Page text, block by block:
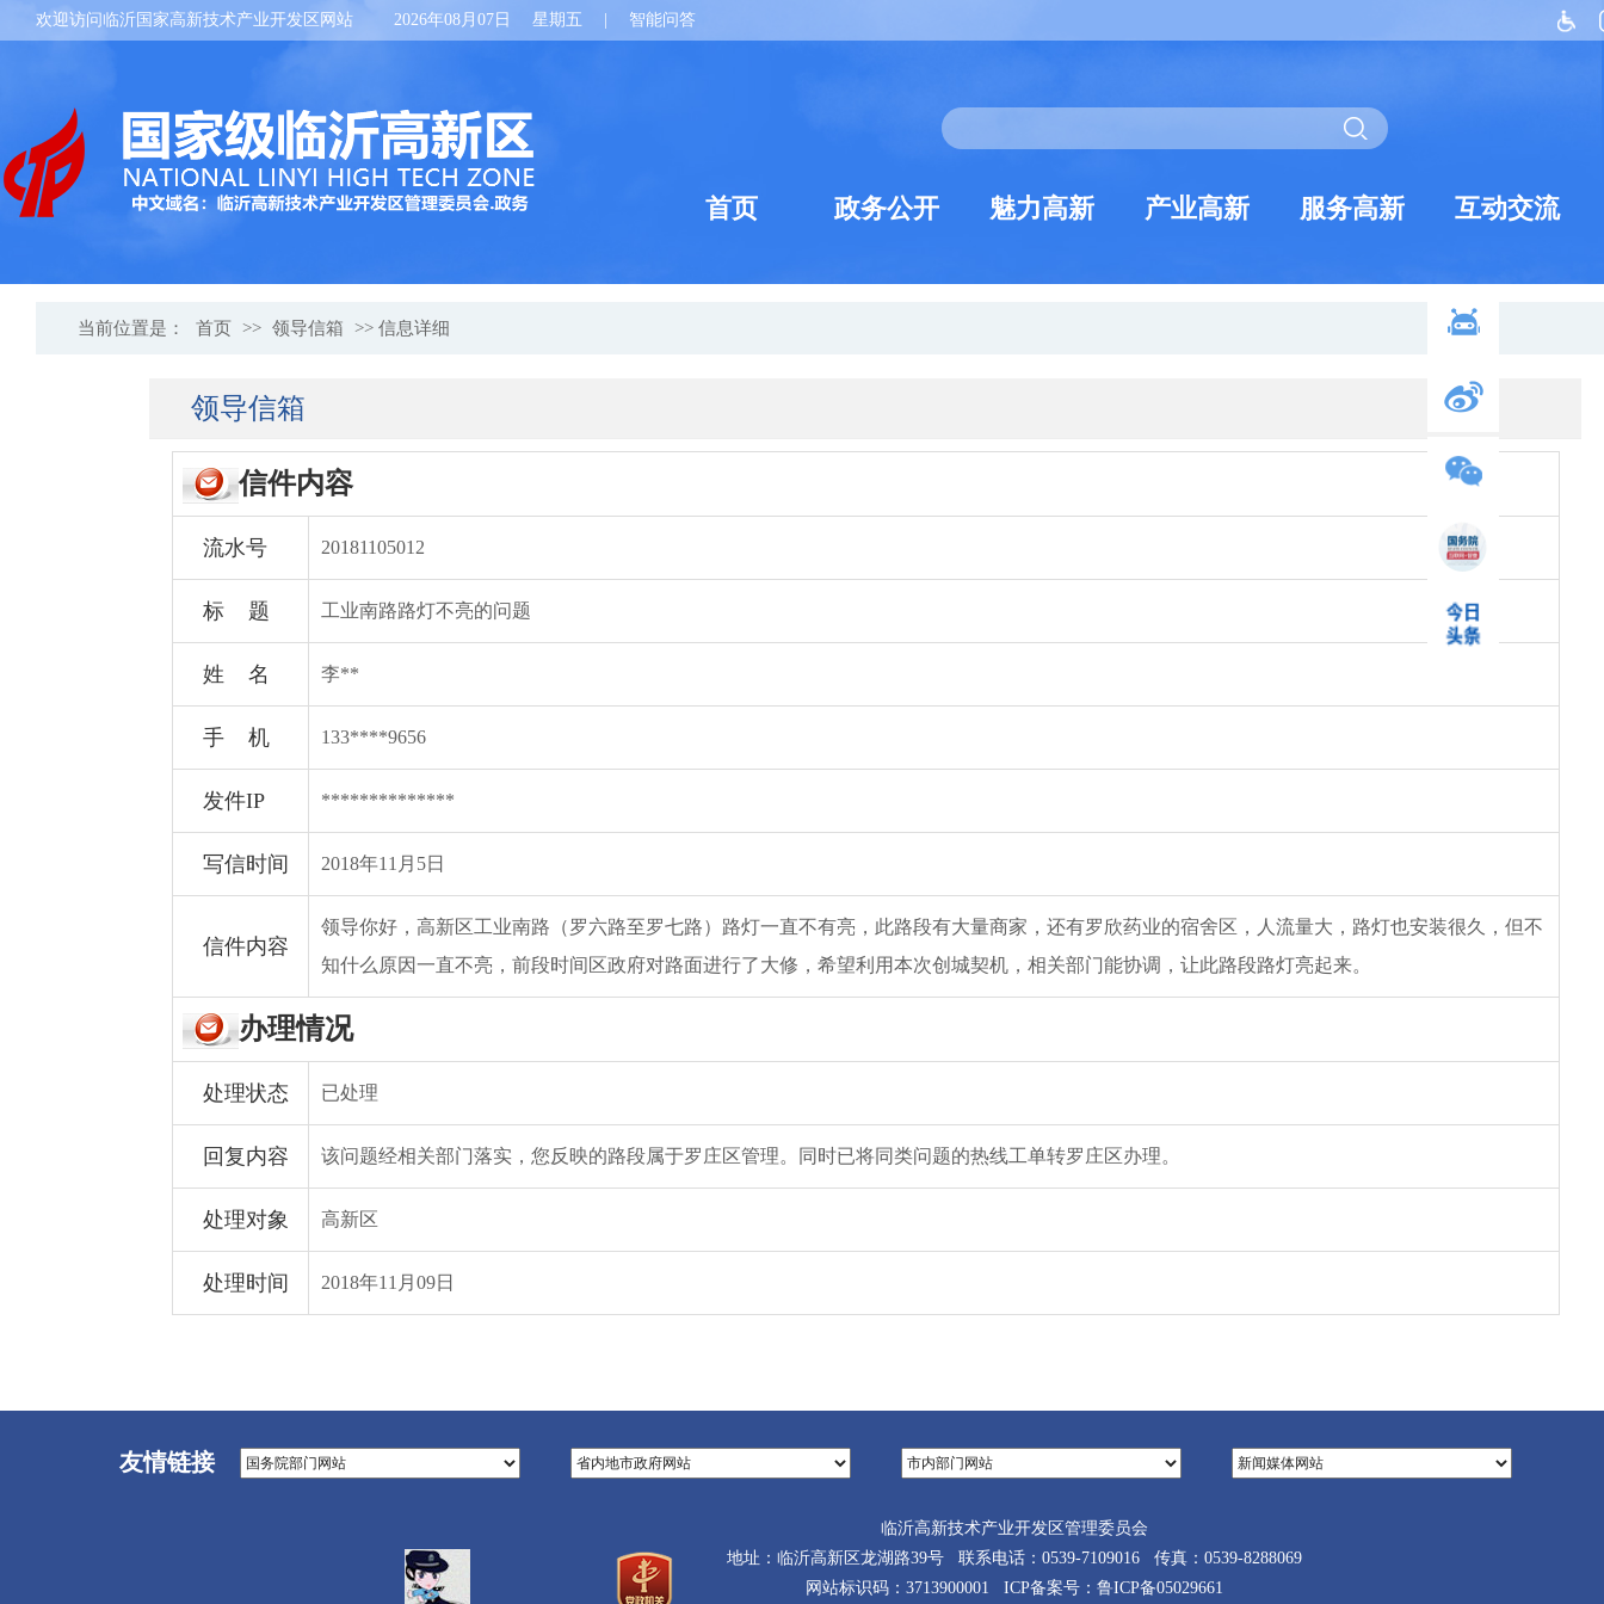
欢迎访问临沂国家高新技术产业开发区网站 2026年08月07日 星期五 智能问答
首页 政务公开 魅力高新 产业高新 服务高新 互动交流
当前位置是： 首页 >> 领导信箱 >> 信息详细
领导信箱
信件内容
流水号 20181105012
标 题 工业南路路灯不亮的问题
姓 名 李**
手 机 133****9656
发件IP **************
写信时间 2018年11月5日
信件内容
领导你好，高新区工业南路（罗六路至罗七路）路灯一直不有亮，此路段有大量商家，还有罗欣药业的宿舍区，人流量大，路灯也安装很久，但不
知什么原因一直不亮，前段时间区政府对路面进行了大修，希望利用本次创城契机，相关部门能协调，让此路段路灯亮起来。
办理情况
处理状态 已处理
回复内容 该问题经相关部门落实，您反映的路段属于罗庄区管理。同时已将同类问题的热线工单转罗庄区办理。
处理对象 高新区
处理时间 2018年11月09日
友情链接
临沂高新技术产业开发区管理委员会
地址：临沂高新区龙湖路39号 联系电话：0539-7109016 传真：0539-8288069
网站标识码：3713900001 ICP备案号： 鲁ICP备05029661